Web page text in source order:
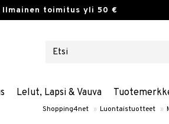
Ilmainen toimitus yli 50 €
Lelut, Lapsi & Vauva
Shopping4net » Luontaistuotteet »